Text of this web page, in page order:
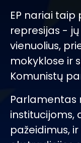
EP nariai
represijas -
vienuolius,
mokyklose ir
Komunistų
Parlamentas
institucijoms,
pažeidimus,